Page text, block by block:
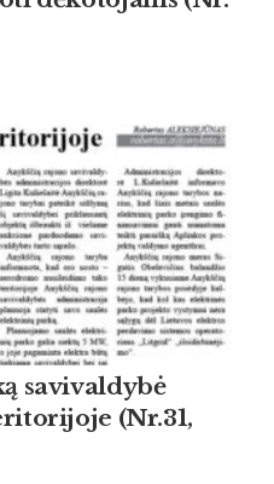
savivaldybė
(Nr.31,